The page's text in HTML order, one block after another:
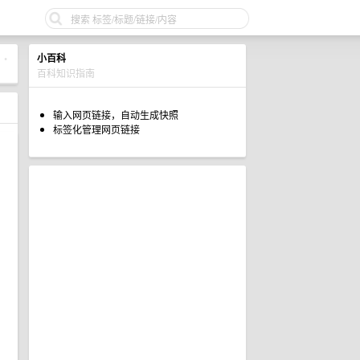
小百科
百科知识指南
输入网页链接，自动生成快照
标签化管理网页链接
•